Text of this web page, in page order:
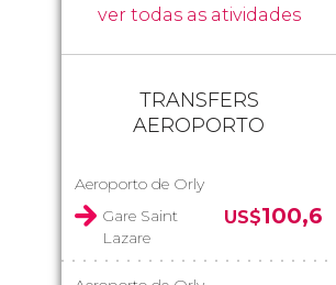
ver todas as atividades
TRANSFERS
AEROPORTO
Aeroporto de Orly
Gare Saint
Lazare
US$100,6